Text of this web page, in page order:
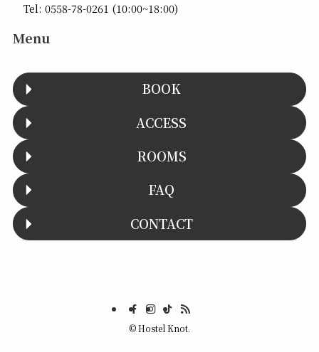
Tel: 0558-78-0261 (10:00~18:00)
Menu
BOOK
ACCESS
ROOMS
FAQ
CONTACT
©Hostel Knot.